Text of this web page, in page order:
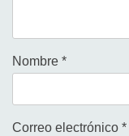
Nombre *
Correo electrónico *